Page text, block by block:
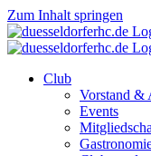
Zum Inhalt springen
Club
Vorstand &
Events